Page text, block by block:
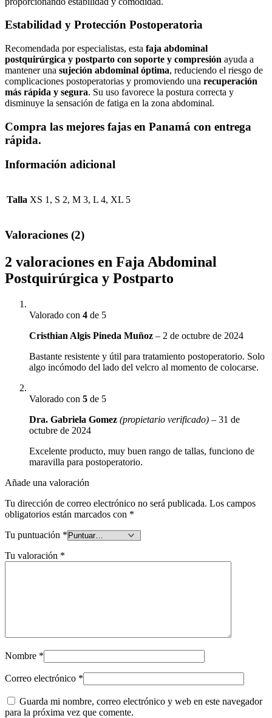
Estabilidad y Protección Postoperatoria
Recomendada por especialistas, esta faja abdominal
postquirúrgica y postparto con soporte y compresión ayuda a
mantener una sujeción abdominal óptima, reduciendo el riesgo de
complicaciones postoperatorias y promoviendo una recuperación
más rápida y segura. Su uso favorece la postura correcta y
disminuye la sensación de fatiga en la zona abdominal.
Compra las mejores fajas en Panamá con entrega
rápida.
Información adicional
Talla XS 1, S 2, M 3, L 4, XL 5
Valoraciones (2)
2 valoraciones en Faja Abdominal
Postquirúrgica y Postparto
Valorado con 4 de 5
Cristhian Algis Pineda Muñoz – 2 de octubre de 2024
Bastante resistente y útil para tratamiento postoperatorio. Solo
algo incómodo del lado del velcro al momento de colocarse.
Valorado con 5 de 5
Dra. Gabriela Gomez (propietario verificado) – 31 de
octubre de 2024
Excelente producto, muy buen rango de tallas, funciono de
maravilla para postoperatorio.
Añade una valoración
Tu dirección de correo electrónico no será publicada. Los campos
obligatorios están marcados con *
Tu puntuación *
Tu valoración *
Nombre *
Correo electrónico *
Guarda mi nombre, correo electrónico y web en este navegador
para la próxima vez que comente.